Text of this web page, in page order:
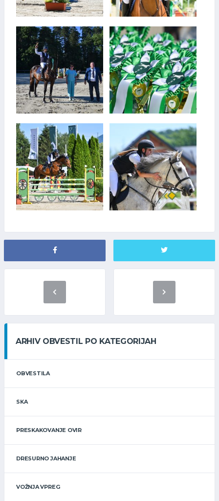
ARHIV OBVESTIL PO KATEGORIJAH
OBVESTILA
SKA
PRESKAKOVANJE OVIR
DRESURNO JAHANJE
VOŽNJA VPREG